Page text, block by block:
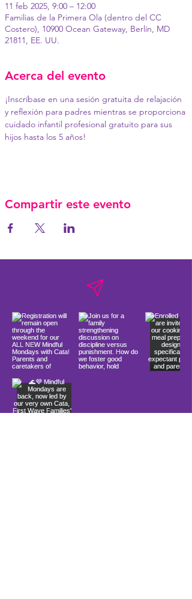
11 feb 2025, 9:00 – 12:00
Familias de la Primera Ola (dentro del CC
Costero), 10900 Ocean Gateway, Berlín, MD
21811, EE. UU.
Acerca del evento
¡Inscríbase en una sesión gratuita de relajación
y reflexión para padres mientras se proporciona
cuidado infantil profesional gratuito para sus
hijos hasta los 5 años!
Compartir este evento